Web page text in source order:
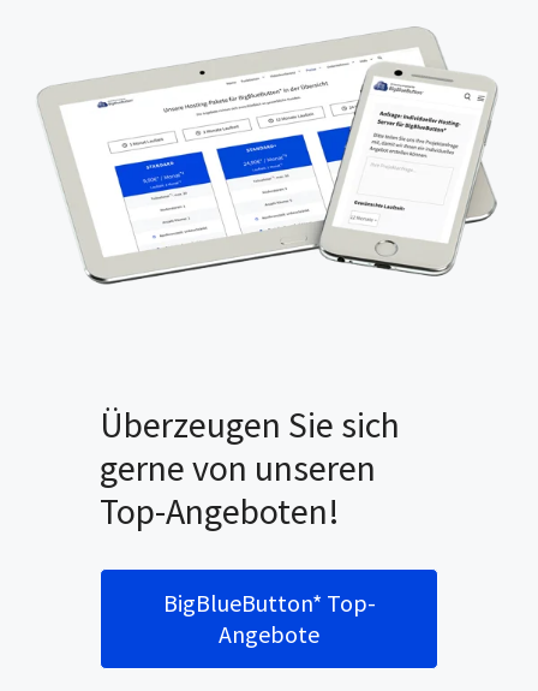
Überzeugen Sie sich
gerne von unseren
Top-Angeboten!
BigBlueButton* Top-
Angebote